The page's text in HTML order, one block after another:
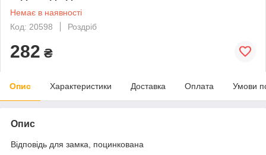
Немає в наявності
Код: 20598
Роздріб
282 ₴
Опис Характеристики Доставка Оплата Умови
Опис
Відповідь для замка, поцинкована